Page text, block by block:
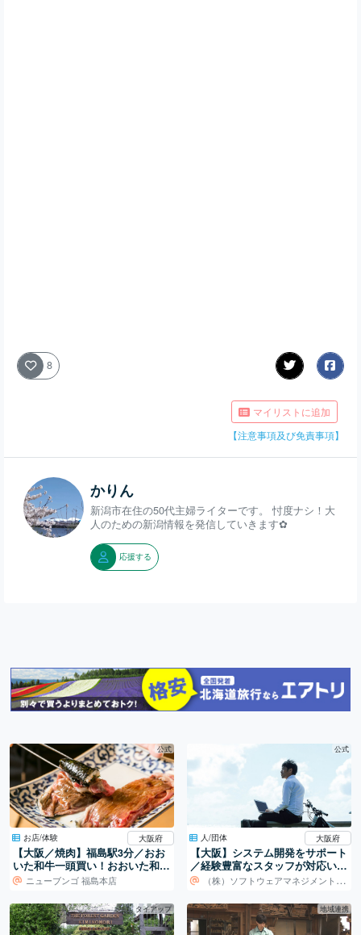
8
マイリストに追加
【注意事項及び免責事項】
かりん
新潟市在住の50代主婦ライターです。 忖度ナシ！大
人のための新潟情報を発信していきます✿
応援する
公式
お店/体験 大阪府
【大阪／焼肉】福島駅3分／おお
いた和牛一頭買い！おおいた和牛
専門焼肉店。
ニューブンゴ 福島本店
公式
人/団体 大阪府
【大阪】システム開発をサポート
／経験豊富なスタッフが対応いた
します！
（株）ソフトウェアマネジメントセンター
タイアップ 地域連携